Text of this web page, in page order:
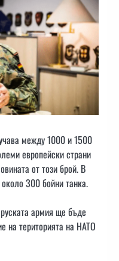
между 1000 и 1500
европейски страни
от този брой. В
300 бойни танка.
армия ще бъде
на територията на НАТО